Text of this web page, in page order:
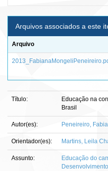
Arquivos associados a este
Arquivo
Título:
Educação na
Brasil
Autor(es): Peneireiro,
Orientador(es): Martins, Leila
Assunto:
Educação do